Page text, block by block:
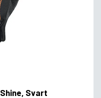
Svart